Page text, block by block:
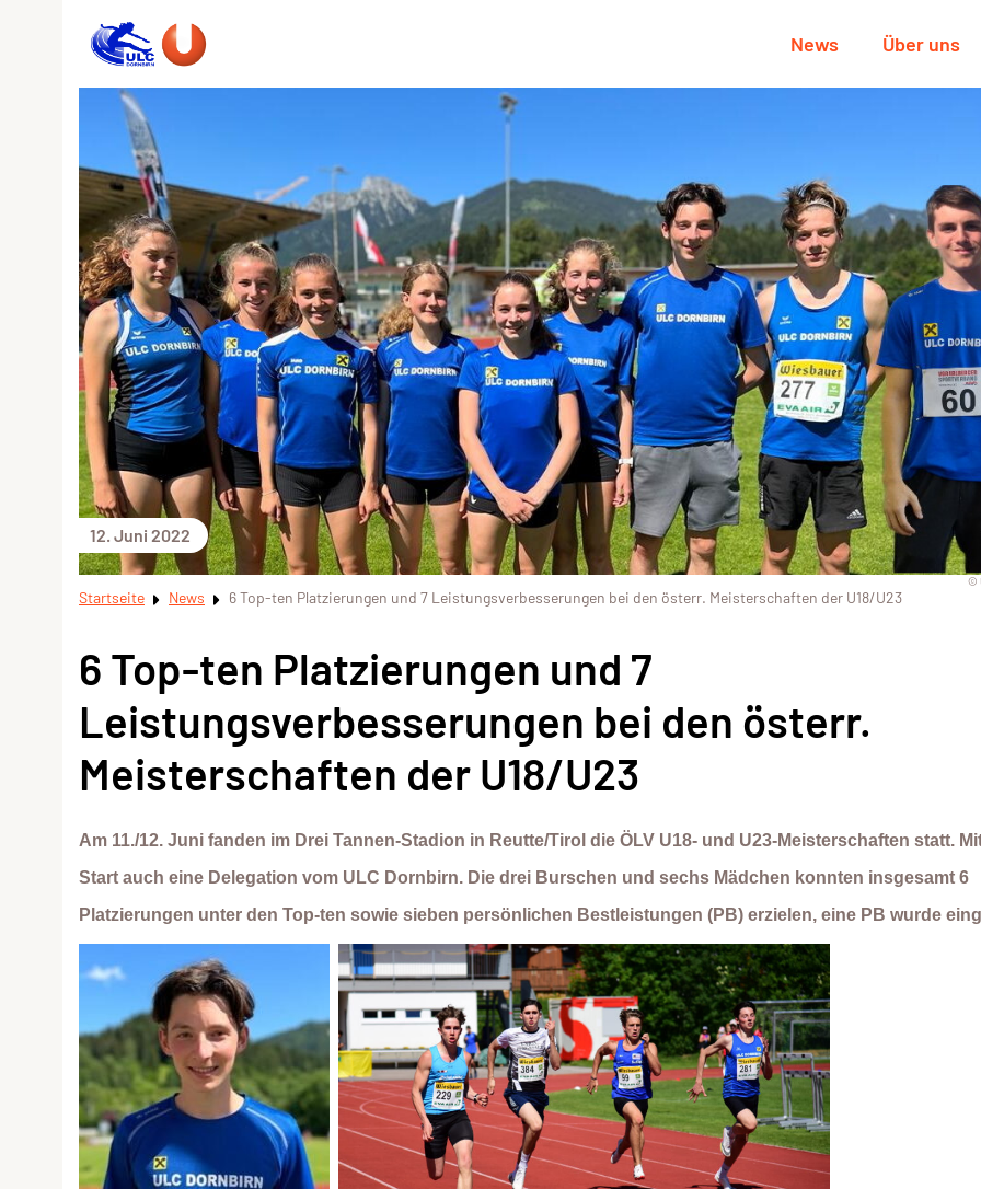
News Über uns
12. Juni 2022
©
Startseite News 6 Top-ten Platzierungen und 7 Leistungsverbesserungen bei den österr. Meisterschaften der U18/U23
6 Top-ten Platzierungen und 7
Leistungsverbesserungen bei den österr.
Meisterschaften der U18/U23
Am 11./12. Juni fanden im Drei Tannen-Stadion in Reutte/Tirol die ÖLV U18- und U23-Meisterschaften statt.
Start auch eine Delegation vom ULC Dornbirn. Die drei Burschen und sechs Mädchen konnten insgesamt 6
Platzierungen unter den Top-ten sowie sieben persönlichen Bestleistungen (PB) erzielen, eine PB wurde